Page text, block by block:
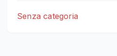
Senza categoria